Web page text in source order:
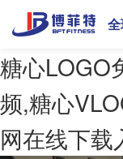
糖心LOGO
频,糖心
网在线下载